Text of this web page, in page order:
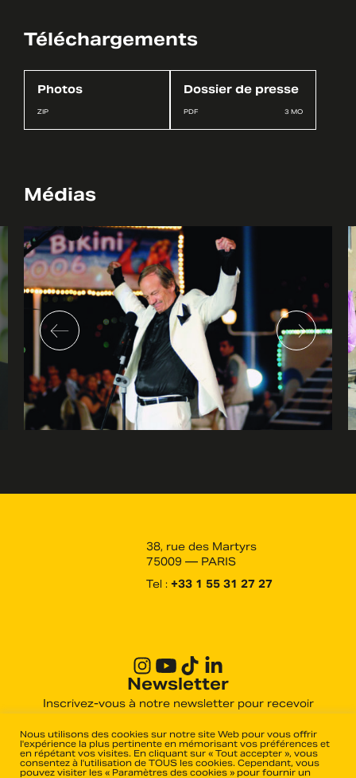
Téléchargements
Photos
ZIP
Dossier de presse
PDF 3 MO
Médias
38, rue des Martyrs
75009 — PARIS
Tel : +33 1 55 31 27 27
Newsletter
Inscrivez-vous à notre newsletter pour recevoir
distribués par Haut et Court.
Nous utilisons des cookies sur notre site Web pour vous offrir
l'expérience la plus pertinente en mémorisant vos préférences et
en répétant vos visites. En cliquant sur « Tout accepter », vous
consentez à l'utilisation de TOUS les cookies. Cependant, vous
pouvez visiter les « Paramètres des cookies » pour fournir un